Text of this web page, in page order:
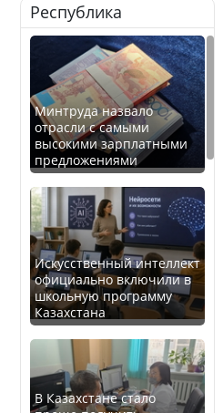
Республика
Минтруда назвало
отрасли с самыми
высокими зарплатными
предложениями
Искусственный интеллект
официально включили в
школьную программу
Казахстана
В Казахстане стало